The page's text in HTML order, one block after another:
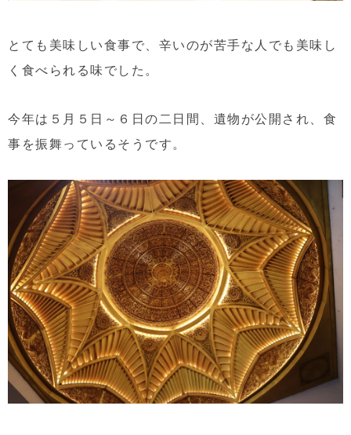
とても美味しい食事で、辛いのが苦手な人でも美味し
く食べられる味でした。
今年は５月５日～６日の二日間、遺物が公開され、食
事を振舞っているそうです。